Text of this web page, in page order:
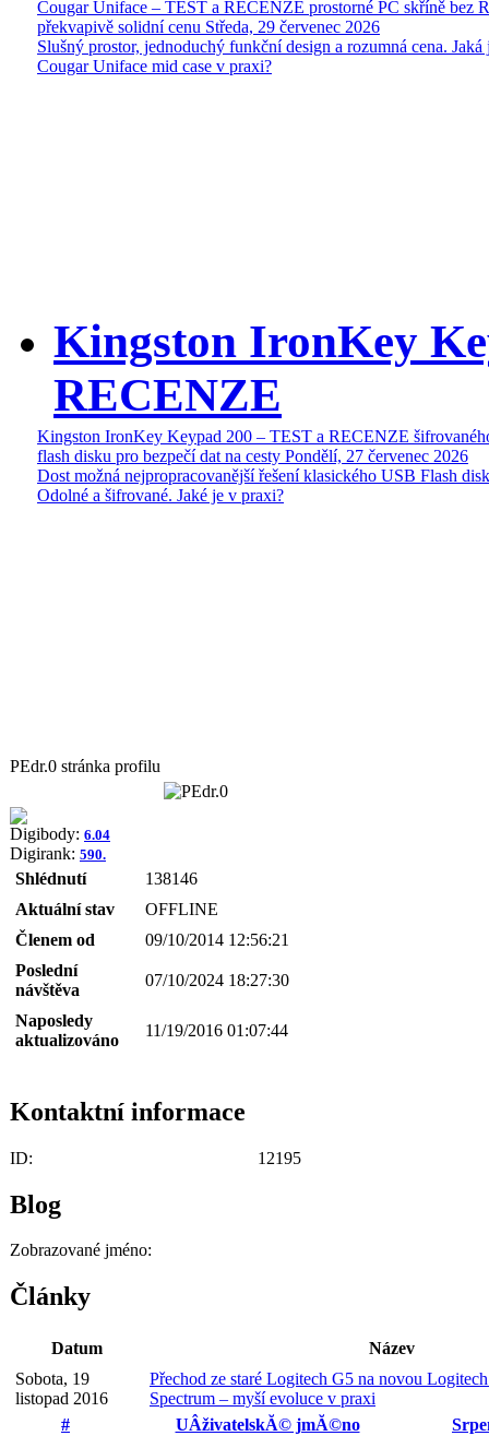
Cougar Uniface – TEST a RECENZE prostorné PC skříně bez
překvapivě solidní cenu Středa, 29 červenec 2026
Slušný prostor, jednoduchý funkční design a rozumná cena. Jaká
Cougar Uniface mid case v praxi?
Kingston IronKey
RECENZE
Kingston IronKey Keypad 200 – TEST a RECENZE
flash disku pro bezpečí dat na cesty Pondělí, 27 červenec 2026
Dost možná nejpropracovanější řešení klasického USB Flash
Odolné a šifrované. Jaké je v praxi?
PEdr.0 stránka profilu
Digibody: 6.04
Digirank: 590.
Shlédnutí
138146
Aktuální stav
OFFLINE
Členem od
09/10/2014 12:56:21
Poslední
návštěva
07/10/2024 18:27:30
Naposledy
aktualizováno
11/19/2016 01:07:44
Kontaktní informace
ID: 12195
Blog
Zobrazované jméno:
Články
Datum
Název
Sobota, 19
listopad 2016
Přechod ze staré Logitech G5 na novou
Spectrum – myší evoluce v praxi
#
UÂživatelskĂ© jmĂ©no